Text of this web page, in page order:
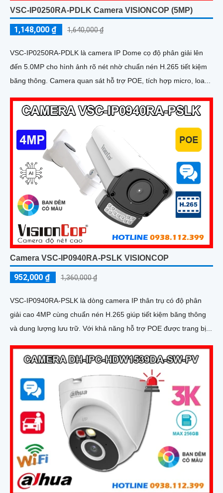
VSC-IP0250RA-PDLK Camera VISIONCOP (5MP)
1,148,000 ₫ 1,640,000 ₫
VSC-IP0250RA-PDLK là camera IP Dome cọ độ phân giải lên
đến 5.0MP cho hình ảnh rõ nét nhờ chuẩn nén H.265 tiết kiệm
băng thông. Camera quan sát hỗ trợ POE, tích hợp micro, loa...
Camera VSC-IP0940RA-PSLK VISIONCOP
952,000 ₫ 1,360,000 ₫
VSC-IP0940RA-PSLK là dòng camera IP thân trụ có độ phân
giải cao 4MP cùng chuẩn nén H.265 giúp tiết kiệm băng thông
và dung lượng lưu trữ. Với khả năng hỗ trợ POE được trang bị...